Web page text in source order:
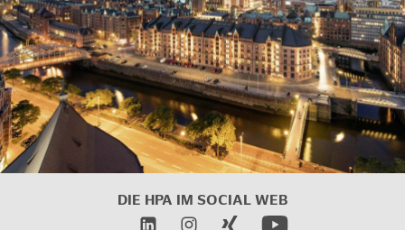
DIE HPA IM SOCIAL WEB